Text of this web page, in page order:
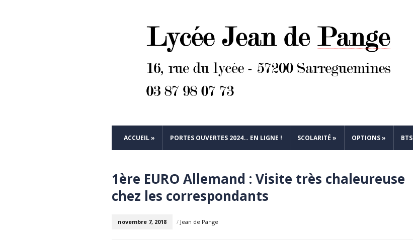
ACCUEIL» PORTES OUVERTES 2024… EN LIGNE ! SCOLARITÉ » OPTIONS» BTS
1ère EURO Allemand : Visite très chaleureuse
chez les correspondants
novembre 7, 2018 / Jean de Pange